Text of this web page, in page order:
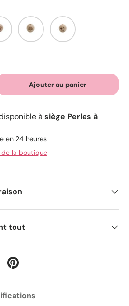
Arc en ciel nuage
Étoile
Ajouter au panier
à siège Perles à
en 24 heures
de la boutique
tout